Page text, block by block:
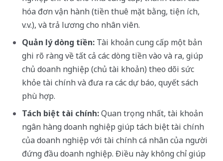
hóa đơn vận hành (tiền thuê mặt bằng, tiện ích,
v.v.), và trả lương cho nhân viên.
Quản lý dòng tiền: Tài khoản cung cấp một bản
ghi rõ ràng về tất cả các dòng tiền vào và ra, giúp
chủ doanh nghiệp (chủ tài khoản) theo dõi sức
khỏe tài chính và đưa ra các dự báo, quyết sách
phù hợp.
Tách biệt tài chính:Quan trọng nhất, tài khoản
ngân hàng doanh nghiệp giúp tách biệt tài chính
của doanh nghiệp với tài chính cá nhân của người
đứng đầu doanh nghiệp. Điều này không chỉ giúp